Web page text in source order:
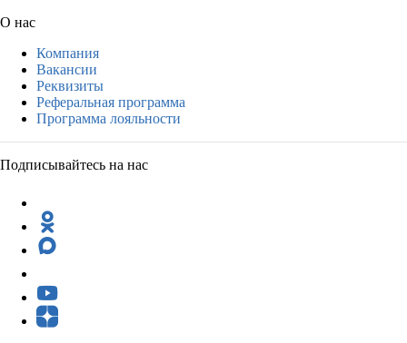
О нас
Компания
Вакансии
Реквизиты
Реферальная программа
Программа лояльности
Подписывайтесь на нас